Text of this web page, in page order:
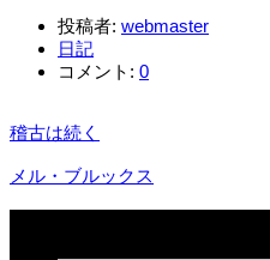
投稿者: webmaster
日記
コメント: 0
稽古は続く
メル・ブルックス